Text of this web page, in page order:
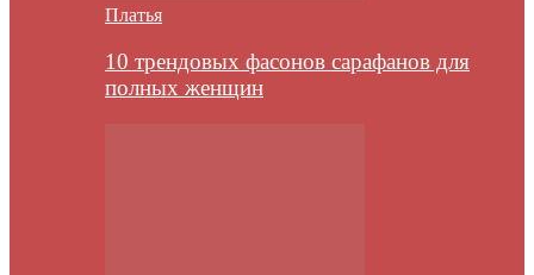
Платья
10 трендовых фасонов сарафанов для
полных женщин